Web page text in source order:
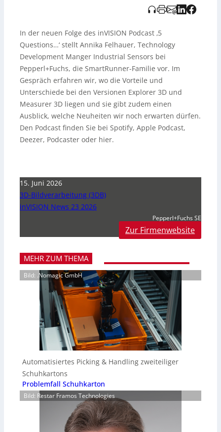
In der neuen Folge des inVISION Podcast ‚5
Questions…‘ stellt Annika Felhauer, Technology
Development Manger Industrial Sensors bei
Pepperl+Fuchs, die SmartRunner-Familie vor. Im
Gespräch erfahren wir, wo die Vorteile und
Unterschiede bei den Versionen Explorer 3D und
Measurer 3D liegen und sie gibt zudem einen
Ausblick, welche Neuheiten wir noch erwarten dürfen.
Den Podcast finden Sie bei Spotify, Apple Podcast,
Deezer, Podcaster oder hier.
15. Juni 2026
3D-Bildverarbeitung (3DB)
inVISION News 23 2026
Pepperl+Fuchs SE
Zur Firmenwebsite
MEHR ZUM THEMA
Bild: .Nomagic GmbH
Automatisiertes Picking & Handling zweiteiliger
Schuhkartons
Problemfall Schuhkarton
Bild: Restar Framos Technologies